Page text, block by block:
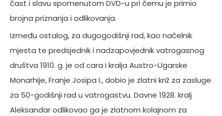
čast i slavu spomenutom DVD-u pri čemu je primio
brojna priznanja i odlikovanja.
Između ostalog, za dugogodišnji rad, kao načelnik
mjesta te predsjednik i nadzapovjednik vatrogasnog
društva 1910. g. je od cara i kralja Austro-Ugarske
Monarhije, Franje Josipa I., dobio je zlatni križ za zasluge
za 50-godišnji rad u vatrogastvu. Davne 1928. kralj
Aleksandar odlikovao ga je zlatnom kolajnom za